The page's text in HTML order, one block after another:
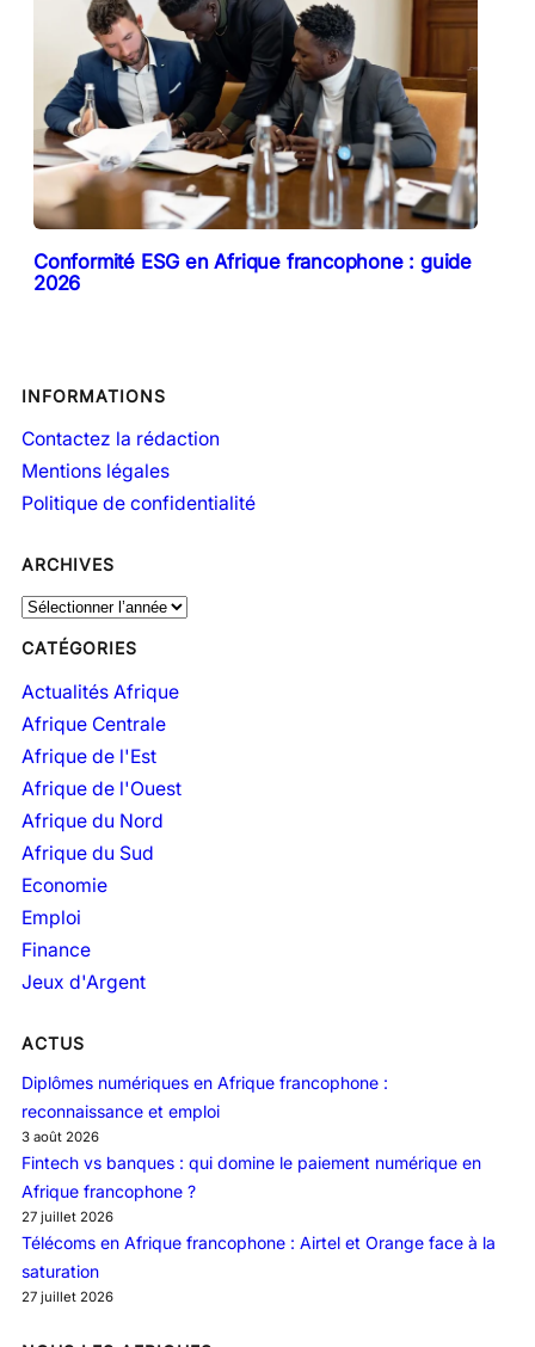
Conformité ESG en Afrique francophone : guide
2026
INFORMATIONS
Contactez la rédaction
Mentions légales
Politique de confidentialité
ARCHIVES
A
c
h
v
CATÉGORIES
Actualités Afrique
Afrique Centrale
Afrique de l'Est
Afrique de l'Ouest
Afrique du Nord
Afrique du Sud
Economie
Emploi
Finance
Jeux d'Argent
ACTUS
Diplômes numériques en Afrique francophone :
reconnaissance et emploi
3 août 2026
Fintech vs banques : qui domine le paiement numérique en
Afrique francophone ?
27 juillet 2026
Télécoms en Afrique francophone : Airtel et Orange face à la
saturation
27 juillet 2026